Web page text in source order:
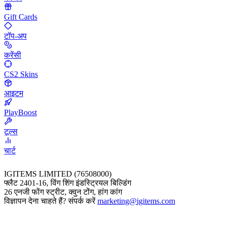
Gift Cards
टॉप-अप
करेंसी
CS2 Skins
आइटम
PlayBoost
टूल्स
चार्ट
IGITEMS LIMITED (76508000)
फ्लैट 2401-16, विंग शिंग इंडस्ट्रियल बिल्डिंग
26 एनजी फोंग स्ट्रीट, क्वुन टोंग, हांग कांग
विज्ञापन देना चाहते हैं? संपर्क करेंmarketing@igitems.com